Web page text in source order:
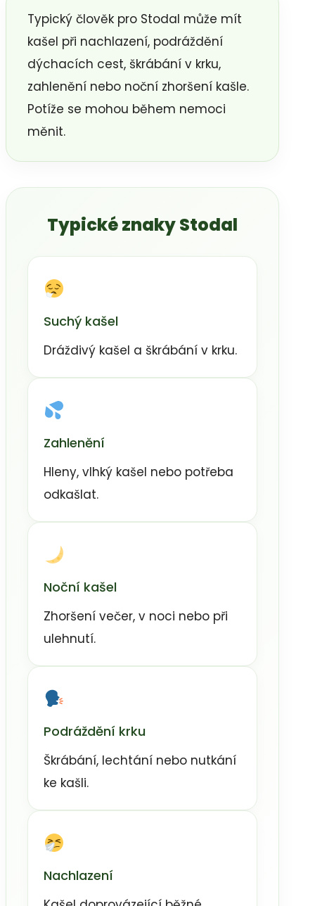
Typický člověk pro Stodal může mít
kašel při nachlazení, podráždění
dýchacích cest, škrábání v krku,
zahlenění nebo noční zhoršení kašle.
Potíže se mohou během nemoci
měnit.
Typické znaky Stodal
Suchý kašel
Dráždivý kašel a škrábání v krku.
Zahlenění
Hleny, vlhký kašel nebo potřeba
odkašlat.
Noční kašel
Zhoršení večer, v noci nebo při
ulehnutí.
Podráždění krku
Škrábání, lechtání nebo nutkání
ke kašli.
Nachlazení